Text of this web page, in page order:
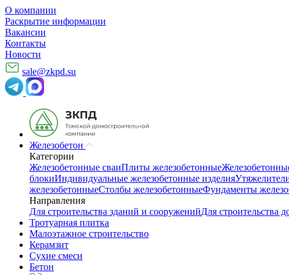
О компании
Раскрытие информации
Вакансии
Контакты
Новости
sale@zkpd.su
Железобетон
Категории
Железобетонные сваиПлиты железобетонные
блокиИндивидуальные железобетонные изделия
железобетонныеСтолбы железобетонныеФундаменты
Направления
Для строительства зданий и сооруженийДля строительства
Тротуарная плитка
Малоэтажное строительство
Керамзит
Сухие смеси
Бетон